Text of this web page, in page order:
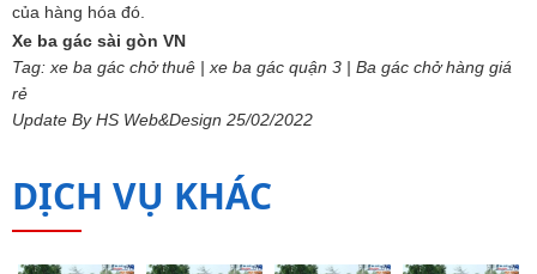
của hàng hóa đó.
Xe ba gác sài gòn VN
Tag: xe ba gác chở thuê | xe ba gác quận 3 | Ba gác chở hàng giá
rẻ
Update By HS Web&Design 25/02/2022
DỊCH VỤ KHÁC